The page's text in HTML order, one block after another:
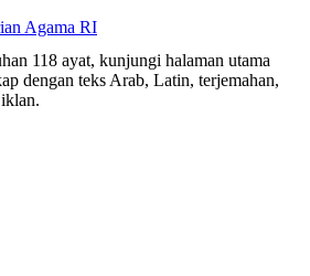
Agama RI
118 ayat, kunjungi halaman utama
dengan teks Arab, Latin, terjemahan,